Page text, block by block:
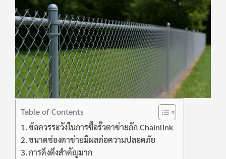
Table of Contents
ข้อควรระวังในการซื้อรั้วตาข่ายถัก Chainlink
ขนาดช่องตาข่ายมีผลต่อความปลอดภัย
การดึงตึงสำคัญมาก